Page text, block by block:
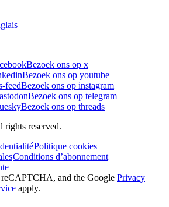
Bezoek ons op x
Bezoek ons op youtube
feedBezoek ons op instagram
Bezoek ons op telegram
Bezoek ons op threads
reserved.
Politique cookies
Conditions d’abonnement
and the Google Privacy
apply.